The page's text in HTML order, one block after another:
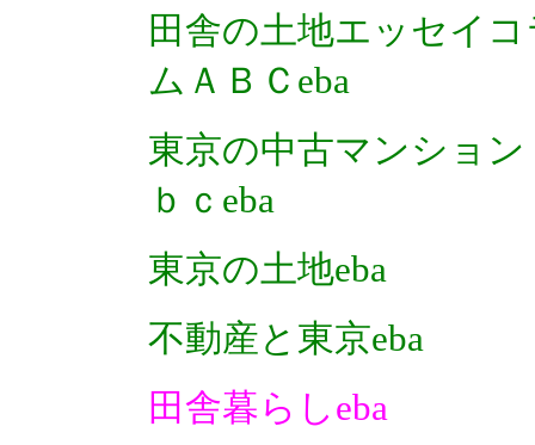
田舎の土地エッセイコ
ムＡＢＣeba
東京の中古マンション
ｂｃeba
東京の土地eba
不動産と東京eba
田舎暮らしeba